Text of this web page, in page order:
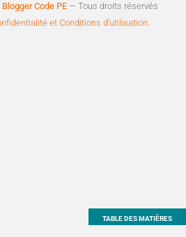
TABLE DES MATIÈRES
Blogger Code PE — Tous droits réservés
et Conditions d’utilisation.